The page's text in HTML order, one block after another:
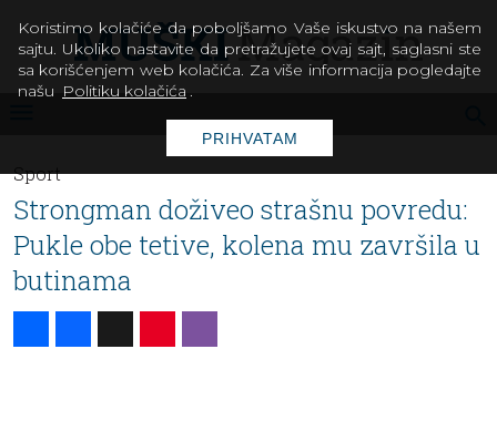
Sport
Strongman doživeo strašnu povredu:
Pukle obe tetive, kolena mu završila u
butinama
Koristimo kolačiće da poboljšamo Vaše iskustvo na našem
sajtu. Ukoliko nastavite da pretražujete ovaj sajt, saglasni ste
sa korišćenjem web kolačića. Za više informacija pogledajte
našu Politiku kolačića .
PRIHVATAM